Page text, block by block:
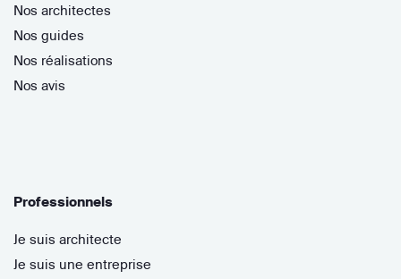
Nos architectes
Nos guides
Nos réalisations
Nos avis
Professionnels
Je suis architecte
Je suis une entreprise